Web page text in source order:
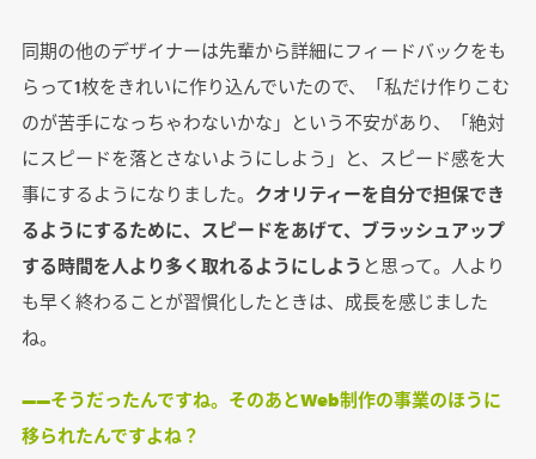
同期の他のデザイナーは先輩から詳細にフィードバックをも
らって1枚をきれいに作り込んでいたので、「私だけ作りこむ
のが苦手になっちゃわないかな」という不安があり、「絶対
にスピードを落とさないようにしよう」と、スピード感を大
事にするようになりました。 クオリティーを自分で担保でき
るようにするために、スピードをあげて、ブラッシュアップ
する時間を人より多く取れるようにしよう と思って。人より
も早く終わることが習慣化したときは、成長を感じました
ね。
――そうだったんですね。そのあとWeb制作の事業のほうに
移られたんですよね？